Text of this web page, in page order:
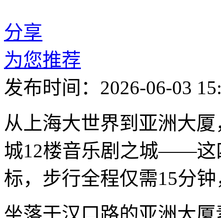
分享
为您推荐
发布时间：2026-06-03
从上海大世界到亚洲大
城12楼音乐剧之城——这
标，步行全程仅需15分
坐落于汉口路的亚洲大